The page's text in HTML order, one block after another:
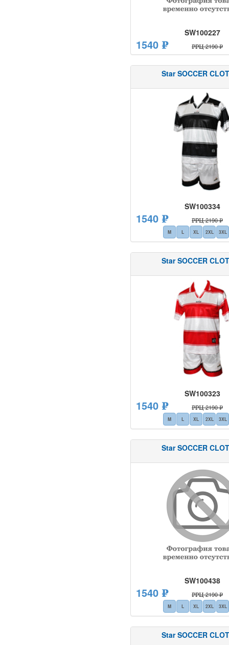
SW100227
1540 ₽ РРЦ 2190 ₽
Star SOCCER
SW100334
1540 ₽ РРЦ 2190 ₽
M L XL 2XL 3XL
Star SOCCER
SW100323
1540 ₽ РРЦ 2190 ₽
M L XL 2XL 3XL
Star SOCCER
SW100438
1540 ₽ РРЦ 2190 ₽
M L XL 2XL 3XL
Star SOCCER